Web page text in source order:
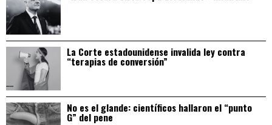
La Corte estadounidense invalida ley contra
“terapias de conversión”
No es el glande: científicos hallaron el “punto
G” del pene